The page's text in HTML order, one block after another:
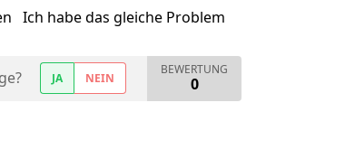
Ich habe das gleiche Problem
JA NEIN
BEWERTUNG
0